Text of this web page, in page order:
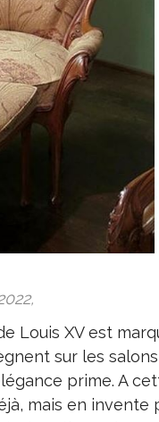
Louis XV est
sur les
prime. A
mais en invente